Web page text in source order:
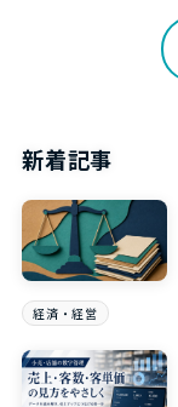
新着記事
経済・経営